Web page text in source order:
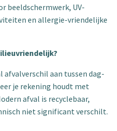
beeldschermwerk, UV-
en allergie-vriendelijke
aan tussen dag-
je rekening houdt met
afval is recyclebaar,
niet significant verschilt.